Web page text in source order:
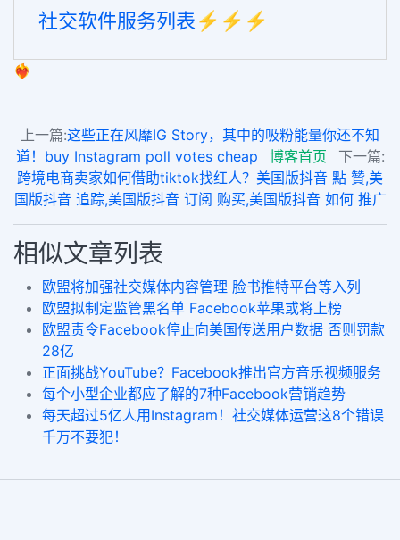
社交软件服务列表⚡️⚡️⚡️
❤️‍🔥
上一篇:这些正在风靡IG Story，其中的吸粉能量你还不知
道！buy Instagram poll votes cheap
博客首页
下一篇:
跨境电商卖家如何借助tiktok找红人？美国版抖音 點 贊,美
国版抖音 追踪,美国版抖音 订阅 购买,美国版抖音 如何 推广
相似文章列表
欧盟将加强社交媒体内容管理 脸书推特平台等入列
欧盟拟制定监管黑名单 Facebook苹果或将上榜
欧盟责令Facebook停止向美国传送用户数据 否则罚款
28亿
正面挑战YouTube？Facebook推出官方音乐视频服务
每个小型企业都应了解的7种Facebook营销趋势
每天超过5亿人用Instagram！社交媒体运营这8个错误
千万不要犯！